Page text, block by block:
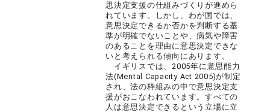
思決定支援の仕組みづくりが進めら
れています。しかし、わが国では、
意思決定できるか否かを判断する基
準が明確でないことや、病気や障害
のあることを理由に意思決定できな
いと考えられる傾向にあります。
イギリスでは、2005年に意思能力
法(Mental Capacity Act 2005)が制定
され、法の枠組みの中で意思決定支
援がおこなわれています。すべての
人は意思決定できるという立場に立